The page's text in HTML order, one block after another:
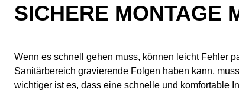
SICHERE MONTAGE
Wenn es schnell gehen muss, können leicht Fehler
Sanitärbereich gravierende Folgen haben kann,
wichtiger ist es, dass eine schnelle und komfortable